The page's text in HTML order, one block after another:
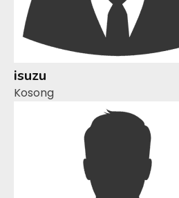
isuzu
Kosong